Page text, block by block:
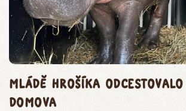
Mládě hrošíka
domova